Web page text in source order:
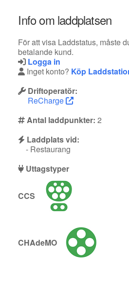
Info om laddplatsen
För att visa Laddstatus, måste
betalande kund.
Logga in
Inget konto? Köp
Driftoperatör:
ReCharge
Antal laddpunkter: 2
Laddplats vid:
- Restaurang
Uttagstyper
CCS
CHAdeMO